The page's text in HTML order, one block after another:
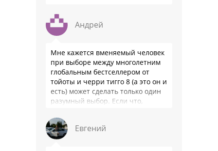
Андрей
Мне кажется вменяемый человек
при выборе между многолетним
глобальным бестселлером от
тойоты и черри тигго 8 (а это он и
есть) может сделать только один
разумный выбор. Если что,
Евгений